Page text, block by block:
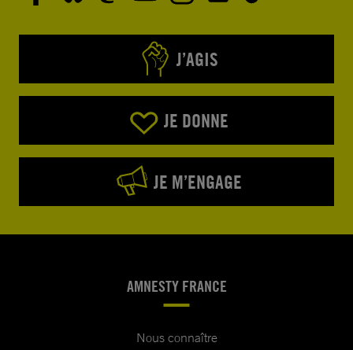
J’AGIS
JE DONNE
JE M’ENGAGE
AMNESTY FRANCE
Nous connaître